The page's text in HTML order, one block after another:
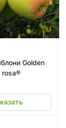
Golden
rosa®